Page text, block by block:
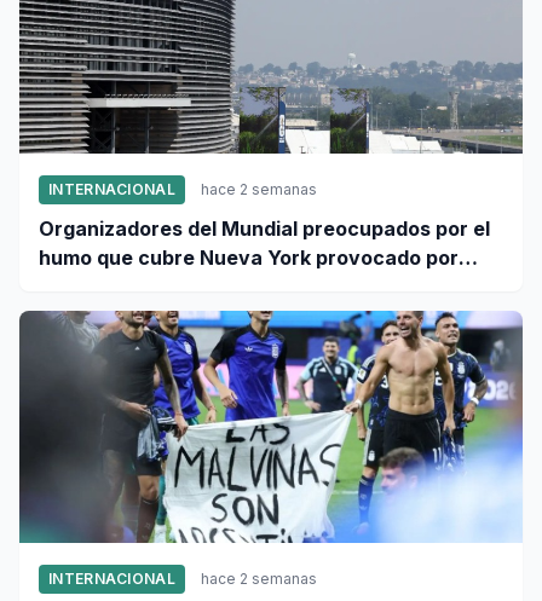
INTERNACIONAL hace 2 semanas
Organizadores del Mundial preocupados por el
humo que cubre Nueva York provocado por
INTERNACIONAL hace 2 semanas